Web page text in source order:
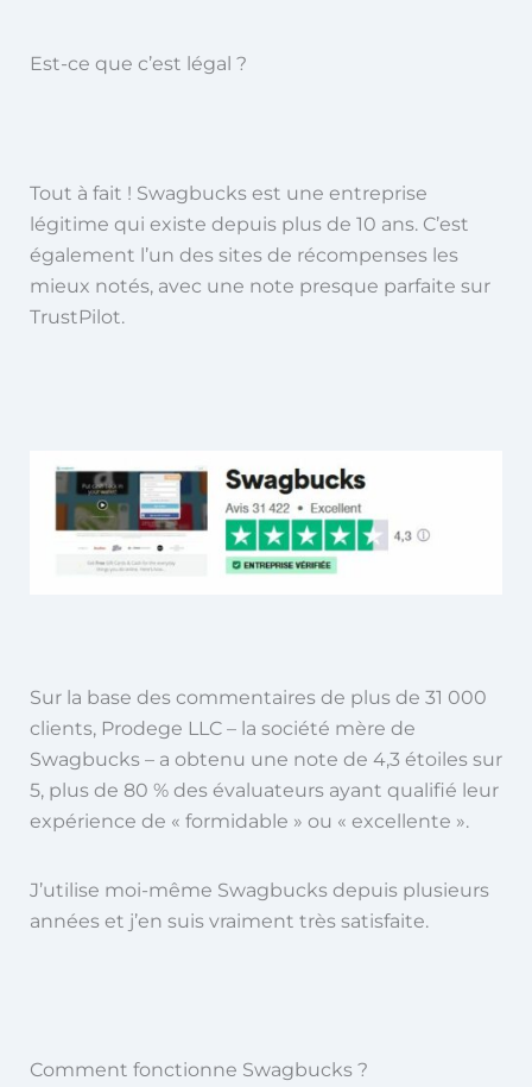
Est-ce que c’est légal ?
Tout à fait ! Swagbucks est une entreprise
légitime qui existe depuis plus de 10 ans. C’est
également l’un des sites de récompenses les
mieux notés, avec une note presque parfaite sur
TrustPilot.
Sur la base des commentaires de plus de 31 000
clients, Prodege LLC – la société mère de
Swagbucks – a obtenu une note de 4,3 étoiles sur
5, plus de 80 % des évaluateurs ayant qualifié leur
expérience de « formidable » ou « excellente ».
J’utilise moi-même Swagbucks depuis plusieurs
années et j’en suis vraiment très satisfaite.
Comment fonctionne Swagbucks ?